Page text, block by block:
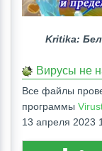
Kritika:
Вирусы не
Все файлы
программы
13 апреля 2023